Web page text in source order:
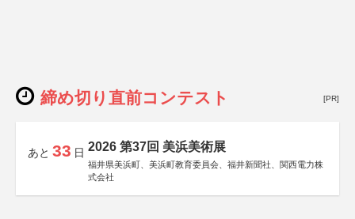
締め切り直前コンテスト [PR]
あと 33 日 2026 第37回 美浜美術展
福井県美浜町、美浜町教育委員会、福井新聞社、関西電力株
式会社